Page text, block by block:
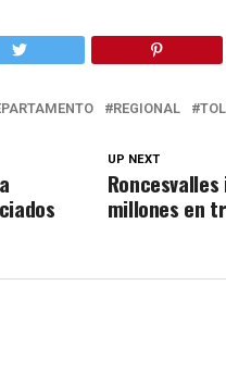
REGIONAL
UP NEXT
millones en